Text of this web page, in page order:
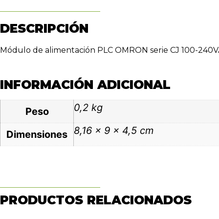
DESCRIPCIÓN
Módulo de alimentación PLC OMRON serie CJ 100-
INFORMACIÓN ADICIONAL
Peso 0,2 kg
Dimensiones 8,16 × 9 × 4,5 cm
PRODUCTOS RELACIONADOS